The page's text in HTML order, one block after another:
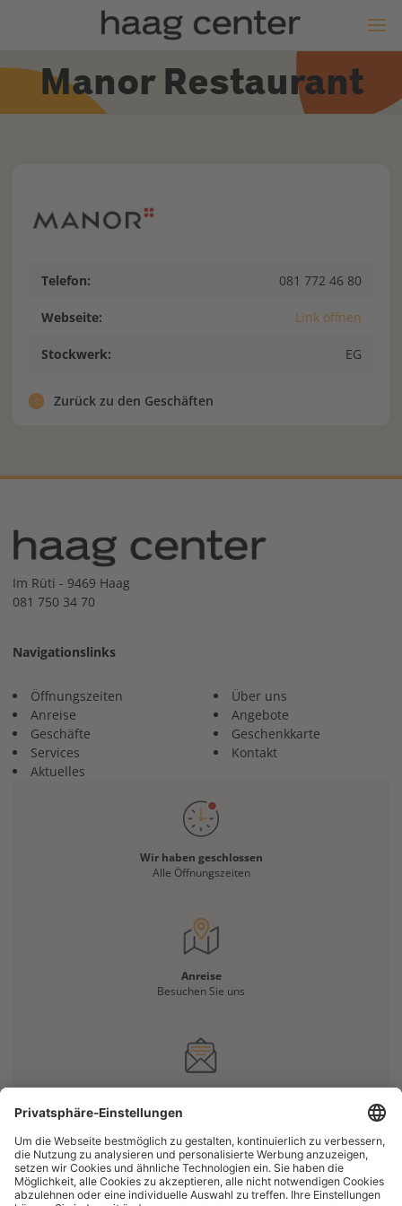
Manor Restaurant
Telefon: 081 772 46 80
Webseite: Link öffnen
Stockwerk: EG
Zurück zu den Geschäften
Im Rüti - 9469 Haag
081 750 34 70
Navigationslinks
Öffnungszeiten
Anreise
Geschäfte
Services
Aktuelles
Über uns
Angebote
Geschenkkarte
Kontakt
Wir haben geschlossen
Alle Öffnungszeiten
Anreise
Besuchen Sie uns
Kontaktieren Sie uns